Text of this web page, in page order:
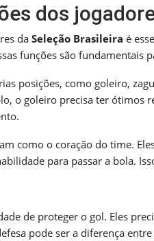
dos
da Seleção Brasileira é
funções são
posições, como goleiro,
o goleiro precisa ter ótimos
como o coração do time.
para passar a bola.
de proteger o gol. Eles
pode ser a diferença